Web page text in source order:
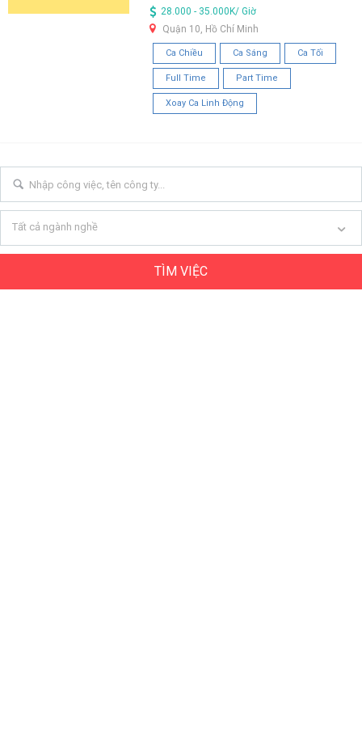
28.000 - 35.000K/ Giờ
Quận 10, Hồ Chí Minh
Ca Chiều Ca Sáng Ca Tối
Full Time Part Time
Xoay Ca Linh Động
Tất cả ngành nghề